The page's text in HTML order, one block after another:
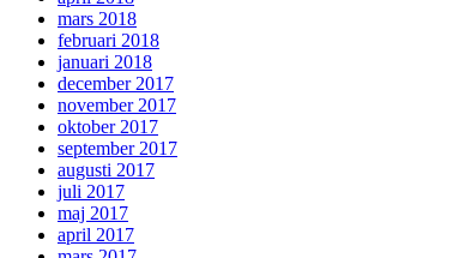
mars 2018
februari 2018
januari 2018
december 2017
november 2017
oktober 2017
september 2017
augusti 2017
juli 2017
maj 2017
april 2017